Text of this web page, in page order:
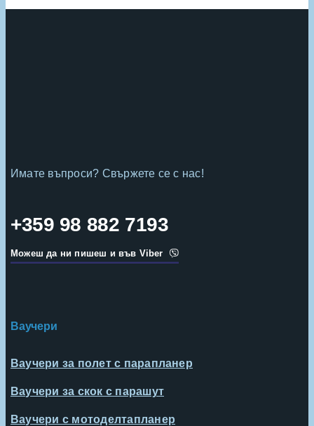
Имате въпроси? Свържете се с нас!
+359 98 882 7193
Можеш да ни пишеш и във Viber
Ваучери
Ваучери за полет с парапланер
Ваучери за скок с парашут
Ваучери с мотоделтапланер